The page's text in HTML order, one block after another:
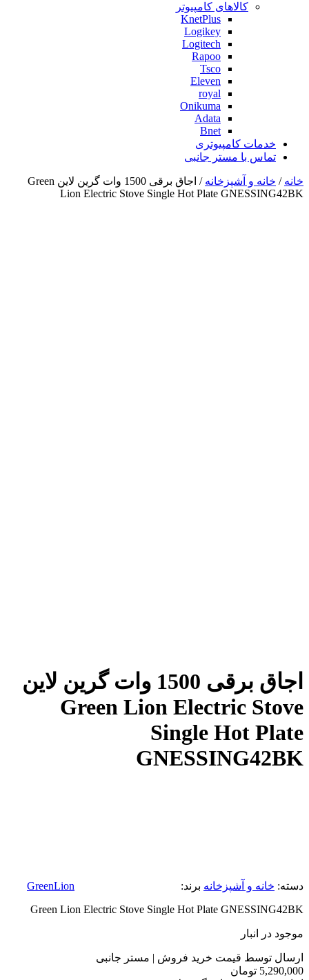
کالاهای کامپیوتر
KnetPlus
Logikey
Logitech
Rapoo
Tsco
Eleven
royal
Onikuma
Adata
Bnet
خدمات کامپیوتری
تماس با مستر جانبی
خانه / خانه و آشپزخانه
/ اجاق برقی 1500 وات گرین لاین Green
Lion Electric Stove Single Hot Plate GNESSING42BK
اجاق برقی 1500 وات گرین لاین
Green Lion Electric Stove
Single Hot Plate
GNESSING42BK
دسته: خانه و آشپزخانه برند:
GreenLion
Green Lion Electric Stove Single Hot Plate GNESSING42BK
موجود در انبار
ارسال توسط قیمت خرید فروش | مستر جانبی
5,290,000 تومان